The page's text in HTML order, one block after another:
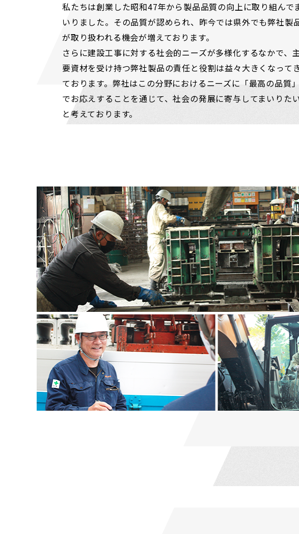
私たちは創業した昭和47年から製品品質の向上に取り組んで
いりました。その品質が認められ、昨今では県外でも弊社製
が取り扱われる機会が増えております。
さらに建設工事に対する社会的ニーズが多様化するなかで、
要資材を受け持つ弊社製品の責任と役割は益々大きくなって
ております。弊社はこの分野におけるニーズに「最高の品質」
でお応えすることを通じて、社会の発展に寄与してまいりた
と考えております。